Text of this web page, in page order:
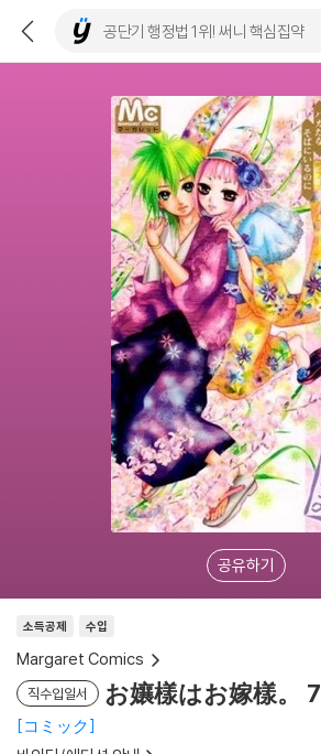
공유하기
소득공제 수입
Margaret Comics
직수입일서 お孃樣はお嫁樣。 7
コミック